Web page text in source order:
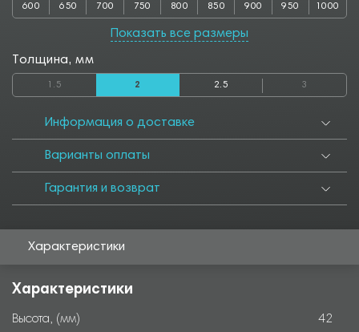
600 650 700 750 800 850 900 950 1000
1150 1200 1250 1300 1350
2000 2050 2500 2550 2800 2850 3000 3050 3500
3550 4000 4050 4500 4550 5000 5050 5500 5550
6000
Показать все размеры
Толщина, мм
1.5 2 2.5 3
Информация о доставке
Варианты оплаты
Гарантия и возврат
Характеристики
Характеристики
Высота, (мм) 42